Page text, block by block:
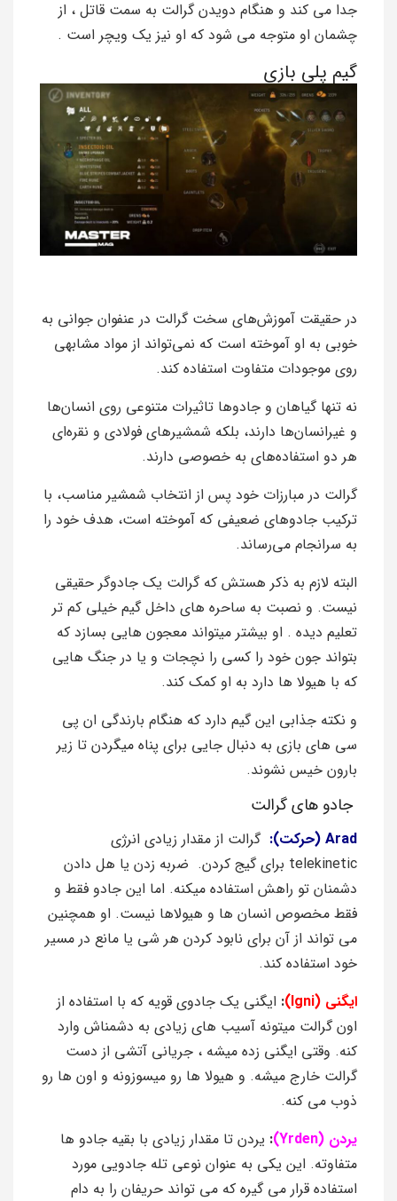
جدا می کند و هنگام دویدن گرالت به سمت قاتل ، از
چشمان او متوجه می شود که او نیز یک ویچر است .
گیم پلی بازی
در حقیقت آموزش‌های سخت گرالت در عنفوان جوانی به
خوبی به او آموخته است که نمی‌تواند از مواد مشابهی
روی موجودات متفاوت استفاده کند.
نه تنها گیاهان و جادو‌ها تاثیرات متنوعی روی انسان‌ها
و غیرانسان‌ها دارند، بلکه شمشیرهای فولادی و نقره‌ای
هر دو استفاده‌های به خصوصی دارند.
گرالت در مبارزات خود پس از انتخاب شمشیر مناسب، با
ترکیب جادوهای ضعیفی که آموخته است، هدف خود را
به سرانجام می‌رساند.
البته لازم به ذکر هستش که گرالت یک جادوگر حقیقی
نیست. و نصبت به ساحره های داخل گیم خیلی کم تر
تعلیم دیده . او بیشتر میتواند معجون هایی بسازد که
بتواند جون خود را کسی را نچجات و یا در جنگ هایی
که با هیولا ها دارد به او کمک کند.
و نکته جذابی این گیم دارد که هنگام بارندگی ان پی
سی های بازی به دنبال جایی برای پناه میگردن تا زیر
بارون خیس نشوند.
جادو های گرالت
Arad (حرکت):
گرالت از مقدار زیادی انرژی
telekinetic برای گیج کردن. ضربه زدن یا هل دادن
دشمنان تو راهش استفاده میکنه. اما این جادو فقط و
فقط مخصوص انسان ها و هیولاها نیست. او همچنین
می‌ تواند از آن برای نابود کردن هر شی یا مانع در مسیر
خود استفاده کند.
ایگنی (Igni)
: ایگنی یک جادوی قویه که با استفاده از
اون گرالت میتونه آسیب های زیادی به دشمناش وارد
کنه. وقتی ایگنی زده میشه ، جریانی آتشی از دست
گرالت خارج میشه. و هیولا ها رو میسوزونه و اون ها رو
ذوب می کنه.
یردن (Yrden)
: یردن تا مقدار زیادی با بقیه جادو ها
متفاوته. این یکی به عنوان نوعی تله جادویی مورد
استفاده قرار می‌ گیره که می‌ تواند حریفان را به دام